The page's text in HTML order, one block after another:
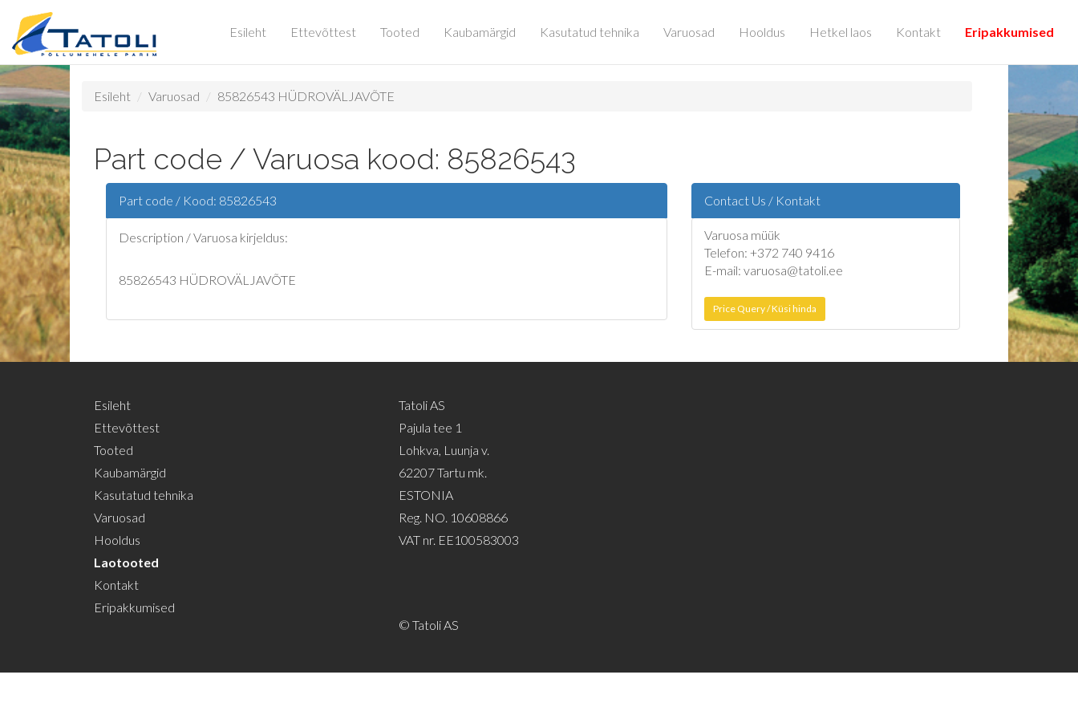
Esileht Ettevõttest Tooted Kaubamärgid Kasutatud tehnika Varuosad Hooldus Hetkel laos Kontakt Eripakkumised
Esileht Varuosad 85826543 HÜDROVÄLJAVÕTE
Part code / Varuosa kood: 85826543
Part code / Kood: 85826543
Description / Varuosa kirjeldus:
85826543 HÜDROVÄLJAVÕTE
Contact Us / Kontakt
Varuosa müük
Telefon: +372 740 9416
E-mail: varuosa@tatoli.ee
Price Query / Küsi hinda
Esileht
Ettevõttest
Tooted
Kaubamärgid
Kasutatud tehnika
Varuosad
Hooldus
Laotooted
Kontakt
Eripakkumised
Tatoli AS
Pajula tee 1
Lohkva, Luunja v.
62207 Tartu mk.
ESTONIA
Reg. NO. 10608866
VAT nr. EE100583003
© Tatoli AS